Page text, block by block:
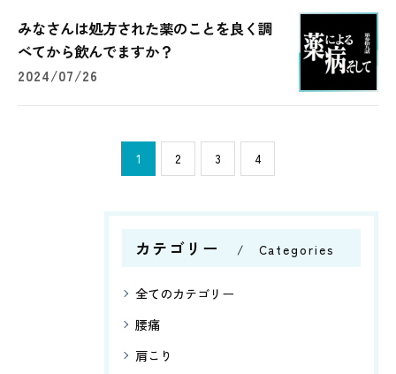
みなさんは処方された薬のことを良く調
べてから飲んでますか？
2024/07/26
1 2 3 4
カテゴリー Categories
全てのカテゴリー
腰痛
肩こり